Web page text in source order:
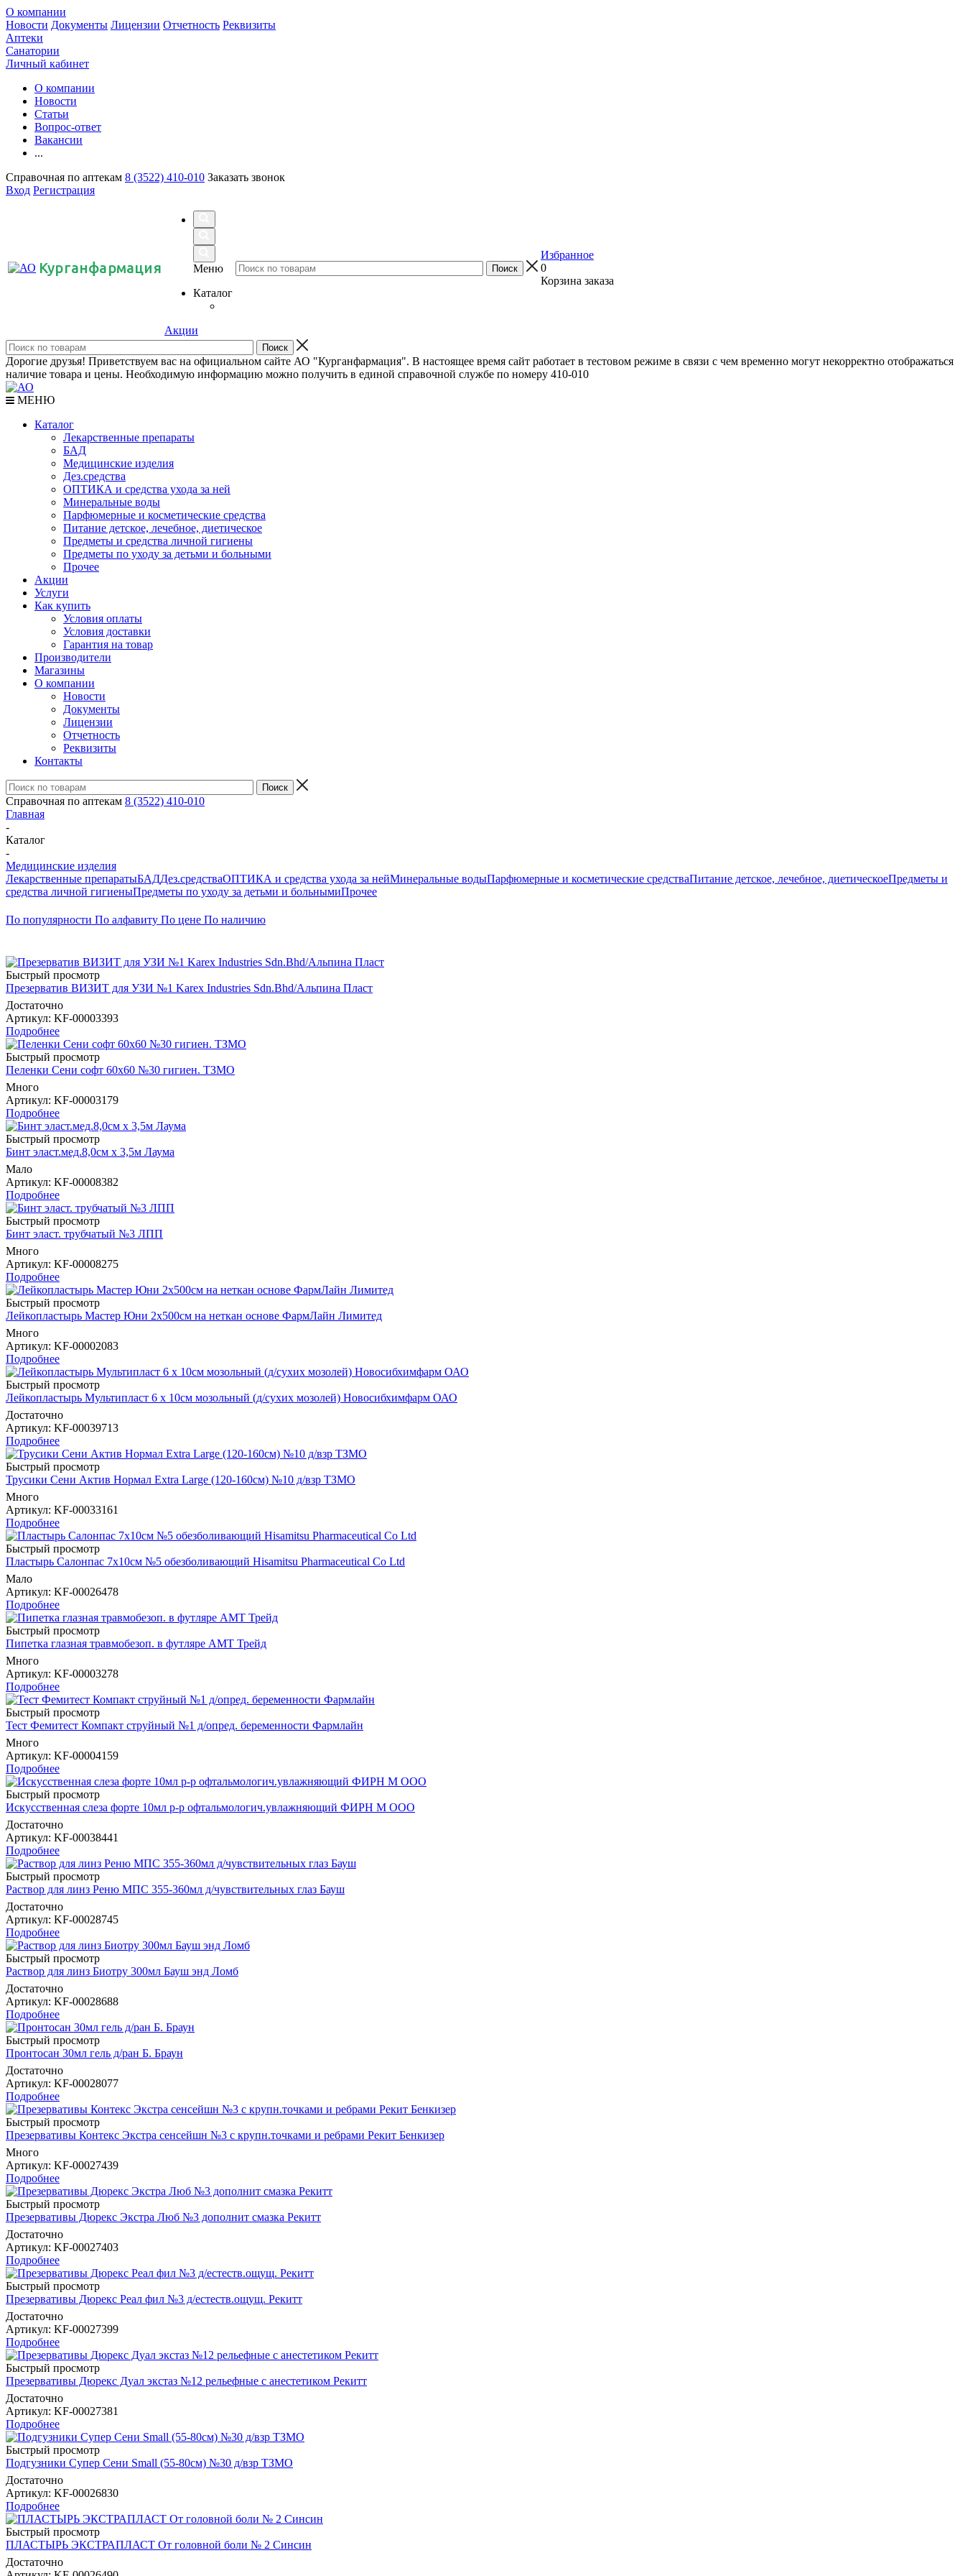
О компании
Новости Документы Лицензии Отчетность Реквизиты
Аптеки
Санатории
Личный кабинет
О компании
Новости
Статьи
Вопрос-ответ
Вакансии
...
Справочная по аптекам 8 (3522) 410-010 Заказать звонок
Вход Регистрация
Курганфармация
Меню
Каталог
Акции
Избранное
0
Корзина заказа
Дорогие друзья! Приветствуем вас на официальном сайте АО "Курганфармация". В настоящее время сайт работает в тестовом режиме в связи с чем временно могут некорректно отображаться
наличие товара и цены. Необходимую информацию можно получить в единой справочной службе по номеру 410-010
МЕНЮ
Каталог
Лекарственные препараты
БАД
Медицинские изделия
Дез.средства
ОПТИКА и средства ухода за ней
Минеральные воды
Парфюмерные и косметические средства
Питание детское, лечебное, диетическое
Предметы и средства личной гигиены
Предметы по уходу за детьми и больными
Прочее
Акции
Услуги
Как купить
Условия оплаты
Условия доставки
Гарантия на товар
Производители
Магазины
О компании
Новости
Документы
Лицензии
Отчетность
Реквизиты
Контакты
Справочная по аптекам 8 (3522) 410-010
Главная
-
Каталог
-
Медицинские изделия
Лекарственные препаратыБАДДез.средстваОПТИКА и средства ухода за нейМинеральные водыПарфюмерные и косметические средстваПитание детское, лечебное, диетическоеПредметы и
средства личной гигиеныПредметы по уходу за детьми и больнымиПрочее
По популярности По алфавиту По цене По наличию
Быстрый просмотр
Презерватив ВИЗИТ для УЗИ №1 Karex Industries Sdn.Bhd/Альпина Пласт
Достаточно
Артикул: KF-00003393
Подробнее
Быстрый просмотр
Пеленки Сени софт 60х60 №30 гигиен. ТЗМО
Много
Артикул: KF-00003179
Подробнее
Быстрый просмотр
Бинт эласт.мед.8,0см х 3,5м Лаума
Мало
Артикул: KF-00008382
Подробнее
Быстрый просмотр
Бинт эласт. трубчатый №3 ЛПП
Много
Артикул: KF-00008275
Подробнее
Быстрый просмотр
Лейкопластырь Мастер Юни 2х500см на неткан основе ФармЛайн Лимитед
Много
Артикул: KF-00002083
Подробнее
Быстрый просмотр
Лейкопластырь Мультипласт 6 х 10см мозольный (д/сухих мозолей) Новосибхимфарм ОАО
Достаточно
Артикул: KF-00039713
Подробнее
Быстрый просмотр
Трусики Сени Актив Нормал Extra Large (120-160см) №10 д/взр ТЗМО
Много
Артикул: KF-00033161
Подробнее
Быстрый просмотр
Пластырь Салонпас 7х10см №5 обезболивающий Hisamitsu Pharmaceutical Co Ltd
Мало
Артикул: KF-00026478
Подробнее
Быстрый просмотр
Пипетка глазная травмобезоп. в футляре АМТ Трейд
Много
Артикул: KF-00003278
Подробнее
Быстрый просмотр
Тест Фемитест Компакт струйный №1 д/опред. беременности Фармлайн
Много
Артикул: KF-00004159
Подробнее
Быстрый просмотр
Искусственная слеза форте 10мл р-р офтальмологич.увлажняющий ФИРН М ООО
Достаточно
Артикул: KF-00038441
Подробнее
Быстрый просмотр
Раствор для линз Реню МПС 355-360мл д/чувствительных глаз Бауш
Достаточно
Артикул: KF-00028745
Подробнее
Быстрый просмотр
Раствор для линз Биотру 300мл Бауш энд Ломб
Достаточно
Артикул: KF-00028688
Подробнее
Быстрый просмотр
Пронтосан 30мл гель д/ран Б. Браун
Достаточно
Артикул: KF-00028077
Подробнее
Быстрый просмотр
Презервативы Контекс Экстра сенсейшн №3 с крупн.точками и ребрами Рекит Бенкизер
Много
Артикул: KF-00027439
Подробнее
Быстрый просмотр
Презервативы Дюрекс Экстра Люб №3 дополнит смазка Рекитт
Достаточно
Артикул: KF-00027403
Подробнее
Быстрый просмотр
Презервативы Дюрекс Реал фил №3 д/естеств.ощущ. Рекитт
Достаточно
Артикул: KF-00027399
Подробнее
Быстрый просмотр
Презервативы Дюрекс Дуал экстаз №12 рельефные с анестетиком Рекитт
Достаточно
Артикул: KF-00027381
Подробнее
Быстрый просмотр
Подгузники Супер Сени Small (55-80см) №30 д/взр ТЗМО
Достаточно
Артикул: KF-00026830
Подробнее
Быстрый просмотр
ПЛАСТЫРЬ ЭКСТРАПЛАСТ От головной боли № 2 Синсин
Достаточно